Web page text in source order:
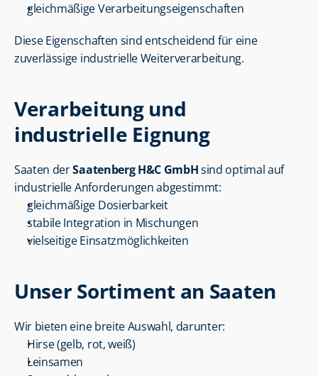
gleichmäßige Verarbeitungseigenschaften
Diese Eigenschaften sind entscheidend für eine
zuverlässige industrielle Weiterverarbeitung.
Verarbeitung und
industrielle Eignung
Saaten der Saatenberg H&C GmbH sind optimal auf
industrielle Anforderungen abgestimmt:
gleichmäßige Dosierbarkeit
stabile Integration in Mischungen
vielseitige Einsatzmöglichkeiten
Unser Sortiment an Saaten
Wir bieten eine breite Auswahl, darunter:
Hirse (gelb, rot, weiß)
Leinsamen